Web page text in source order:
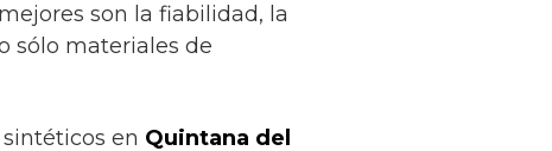
son la fiabilidad, la
sólo materiales de
en Quintana del